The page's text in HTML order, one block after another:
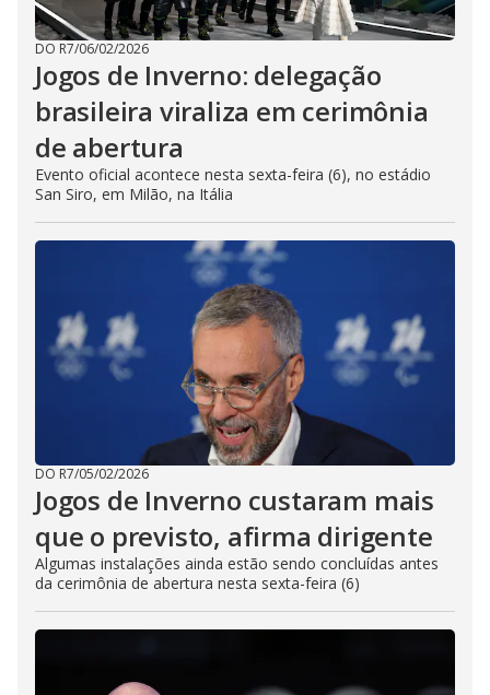
DO R7/06/02/2026
Jogos de Inverno: delegação
brasileira viraliza em cerimônia
de abertura
Evento oficial acontece nesta sexta-feira (6), no estádio
San Siro, em Milão, na Itália
DO R7/05/02/2026
Jogos de Inverno custaram mais
que o previsto, afirma dirigente
Algumas instalações ainda estão sendo concluídas antes
da cerimônia de abertura nesta sexta-feira (6)